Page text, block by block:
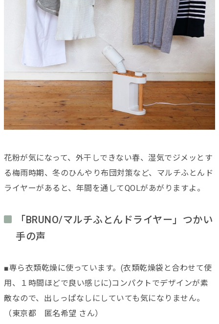
花粉が気になって、外干しできない春、湿気でジメッとす
る梅雨時期、冬のひんやり布団対策など、マルチふとんド
ライヤーがあると、年間を通してQOLがあがりますよ。
「BRUNO/マルチふとんドライヤー」つかい
手の声
■専ら衣類乾燥に使っています。(衣類乾燥袋と合わせて使
用、１時間ほどで良い感じに)コンパクトでデザインが素
敵なので、出しっぱなしにしていても気になりません。
（東京都 匿名希望 さん）